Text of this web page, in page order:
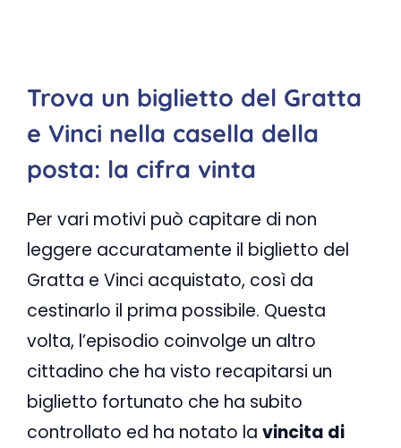
Trova un biglietto del Gratta
e Vinci nella casella della
posta: la cifra vinta
Per vari motivi può capitare di non
leggere accuratamente il biglietto del
Gratta e Vinci acquistato, così da
cestinarlo il prima possibile. Questa
volta, l’episodio coinvolge un altro
cittadino che ha visto recapitarsi un
biglietto fortunato che ha subito
controllato ed ha notato la vincita di